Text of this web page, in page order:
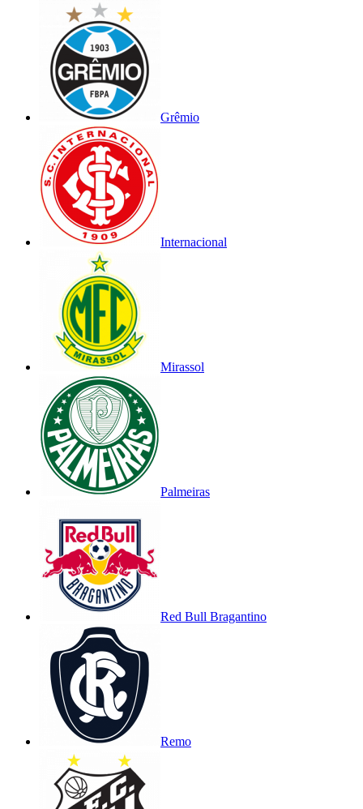
Grêmio
Internacional
Mirassol
Palmeiras
Red Bull Bragantino
Remo